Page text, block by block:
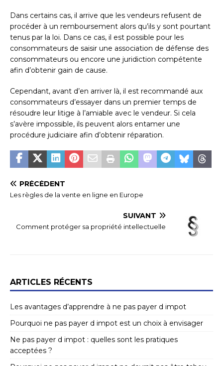
Dans certains cas, il arrive que les vendeurs refusent de
procéder à un remboursement alors qu’ils y sont pourtant
tenus par la loi. Dans ce cas, il est possible pour les
consommateurs de saisir une association de défense des
consommateurs ou encore une juridiction compétente
afin d’obtenir gain de cause.
Cependant, avant d’en arriver là, il est recommandé aux
consommateurs d’essayer dans un premier temps de
résoudre leur litige à l’amiable avec le vendeur. Si cela
s’avère impossible, ils peuvent alors entamer une
procédure judiciaire afin d’obtenir réparation.
PRÉCÉDENT
Les règles de la vente en ligne en Europe
SUIVANT
Comment protéger sa propriété intellectuelle
ARTICLES RÉCENTS
Les avantages d’apprendre à ne pas payer d impot
Pourquoi ne pas payer d impot est un choix à envisager
Ne pas payer d impot : quelles sont les pratiques
acceptées ?